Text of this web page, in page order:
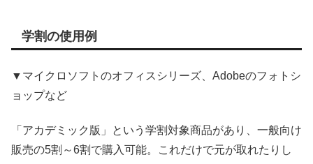
学割の使用例
▼マイクロソフトのオフィスシリーズ、Adobeのフォトシ
ョップなど
「アカデミック版」という学割対象商品があり、一般向け
販売の5割～6割で購入可能。これだけで元が取れたりし